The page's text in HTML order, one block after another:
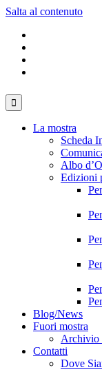
Salta al contenuto
La mostra
Scheda
Albo
Edizioni
Blog/News
Fuori mostra
Archivio
Contatti
Dove